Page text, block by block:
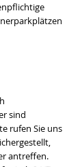
sind
rufen Sie uns
antreffen.